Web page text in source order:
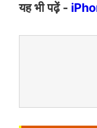
यह भी पढ़ें -